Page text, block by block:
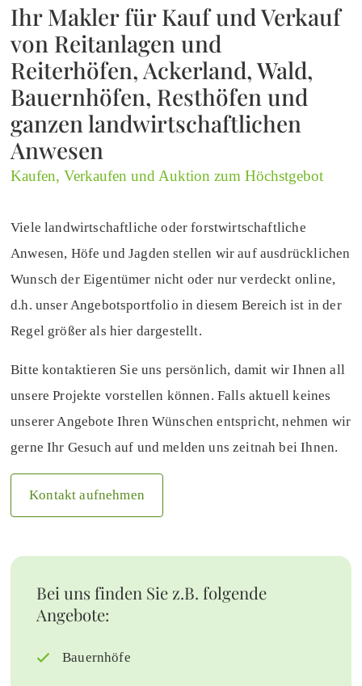
Ihr Makler für Kauf und Verkauf
von Reitanlagen und
Reiterhöfen, Ackerland, Wald,
Bauernhöfen, Resthöfen und
ganzen landwirtschaftlichen
Anwesen
Kaufen, Verkaufen und Auktion zum Höchstgebot
Viele landwirtschaftliche oder forstwirtschaftliche
Anwesen, Höfe und Jagden stellen wir auf ausdrücklichen
Wunsch der Eigentümer nicht oder nur verdeckt online,
d.h. unser Angebotsportfolio in diesem Bereich ist in der
Regel größer als hier dargestellt.
Bitte kontaktieren Sie uns persönlich, damit wir Ihnen all
unsere Projekte vorstellen können. Falls aktuell keines
unserer Angebote Ihren Wünschen entspricht, nehmen wir
gerne Ihr Gesuch auf und melden uns zeitnah bei Ihnen.
Kontakt aufnehmen
Bei uns finden Sie z.B. folgende
Angebote:
Bauernhöfe